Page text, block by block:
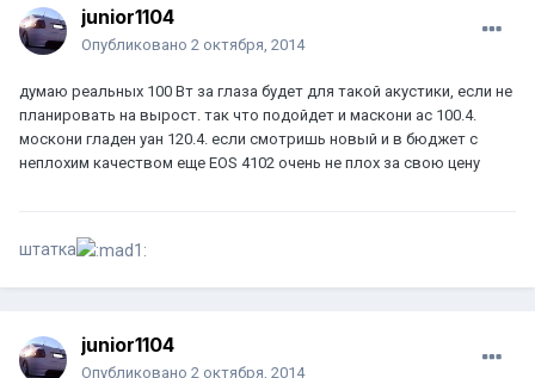
junior1104
Опубликовано 2 октября, 2014
думаю реальных 100 Вт за глаза будет для такой акустики, если не
планировать на вырост. так что подойдет и маскони ас 100.4.
москони гладен уан 120.4. если смотришь новый и в бюджет с
неплохим качеством еще EOS 4102 очень не плох за свою цену
штатка
junior1104
Опубликовано 2 октября, 2014